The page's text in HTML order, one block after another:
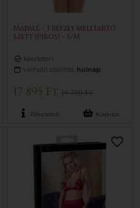
Mapalé - 3 részes melltartó
szett (piros) - S/M
készleten
várható szállítás: holnap
17 895 Ft19 790 Ft
Részletek Kosárba